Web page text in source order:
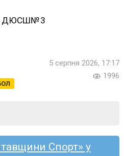
ДЮСШ№ 3
5 серпня 2026, 17:17
1996
Спорт» у